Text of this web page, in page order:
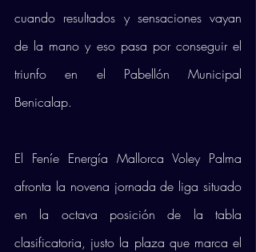
cuando resultados y sensaciones vayan
de la mano y eso pasa por conseguir el
triunfo en el Pabellón Municipal
Benicalap.
El Feníe Energía Mallorca Voley Palma
afronta la novena jornada de liga situado
en la octava posición de la tabla
clasificatoria, justo la plaza que marca el